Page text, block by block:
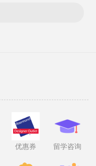
优惠券 留学咨询